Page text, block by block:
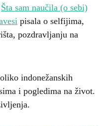
Šta sam naučila (o sebi)
pisala o selfijima,
pozdravljanju na
indonežanskih
i pogledima na život.